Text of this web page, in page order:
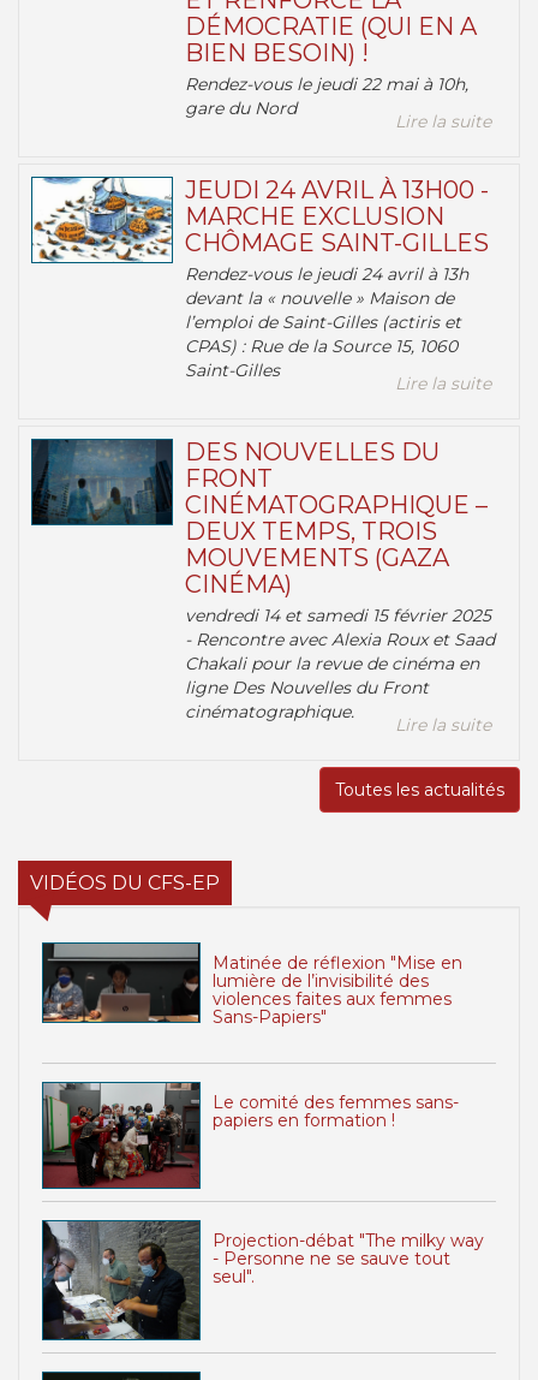
DÉMOCRATIE (QUI EN A
BIEN BESOIN) !
Rendez-vous le jeudi 22 mai à 10h,
gare du Nord
Lire la suite
JEUDI 24 AVRIL À 13H00 -
MARCHE EXCLUSION
CHÔMAGE SAINT-GILLES
Rendez-vous le jeudi 24 avril à 13h
devant la « nouvelle » Maison de
l’emploi de Saint-Gilles (actiris et
CPAS) : Rue de la Source 15, 1060
Saint-Gilles
Lire la suite
DES NOUVELLES DU
FRONT
CINÉMATOGRAPHIQUE –
DEUX TEMPS, TROIS
MOUVEMENTS (GAZA
CINÉMA)
vendredi 14 et samedi 15 février 2025
- Rencontre avec Alexia Roux et Saad
Chakali pour la revue de cinéma en
ligne Des Nouvelles du Front
cinématographique.
Lire la suite
Toutes les actualités
VIDÉOS DU CFS-EP
Matinée de réflexion "Mise en
lumière de l’invisibilité des
violences faites aux femmes
Sans-Papiers"
Le comité des femmes sans-
papiers en formation !
Projection-débat "The milky way
- Personne ne se sauve tout
seul".